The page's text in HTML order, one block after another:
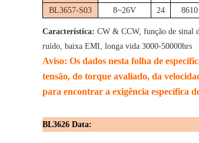
BL3657-S03
8~26V 24 8610
Característica: CW & CCW, função de sinal
ruído, baixa EMI, longa vida 3000-50000hrs
Aviso: Os dados nesta folha de
tensão, do torque avaliado, da
para encontrar a exigência específica
BL3626 Data: